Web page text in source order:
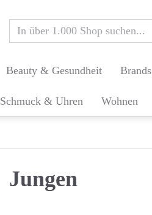
Beauty & Gesundheit Brands
Schmuck & Uhren Wohnen
Jungen